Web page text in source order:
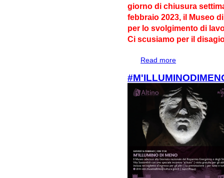
giorno di chiusura
febbraio 2023, il Museo
per lo svolgimento di
Ci scusiamo per il
Read more